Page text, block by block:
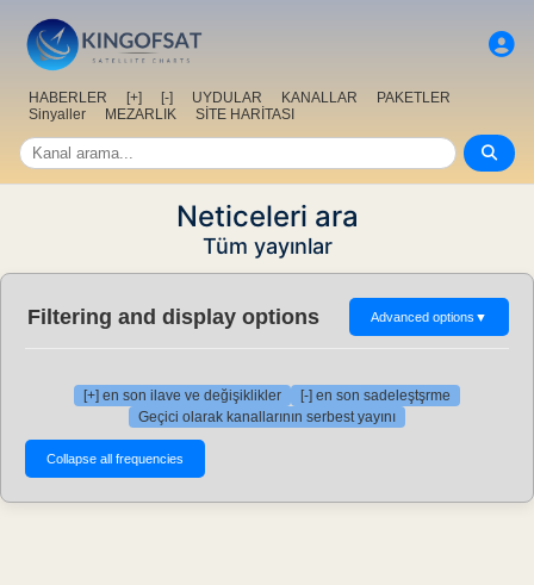
HABERLER [+] [-] UYDULAR KANALLAR
PAKETLER
Sinyaller
MEZARLIK SİTE HARİTASI
Neticeleri ara
Tüm yayınlar
Filtering and display options Advanced options ▼
[+] en son ilave ve değişiklikler
[-] en son sadeleştşrme
Geçici olarak kanallarının serbest yayını